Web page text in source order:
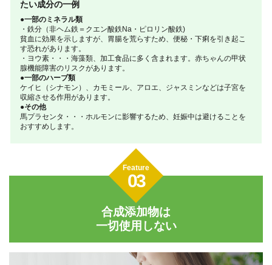
たい成分の一例
●一部のミネラル類
・鉄分（非ヘム鉄＝クエン酸鉄Na・ピロリン酸鉄)
貧血に効果を示しますが、胃腸を荒らすため、便秘・下痢を引き起こ
す恐れがあります。
・ヨウ素・・・海藻類、加工食品に多く含まれます。赤ちゃんの甲状
腺機能障害のリスクがあります。
●一部のハーブ類
ケイヒ（シナモン）、カモミール、アロエ、ジャスミンなどは子宮を
収縮させる作用があります。
●その他
馬プラセンタ・・・ホルモンに影響するため、妊娠中は避けることを
おすすめします。
Feature
03
合成添加物は
一切使用しない